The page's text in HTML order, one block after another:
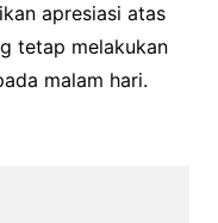
apresiasi atas
tetap melakukan
malam hari.